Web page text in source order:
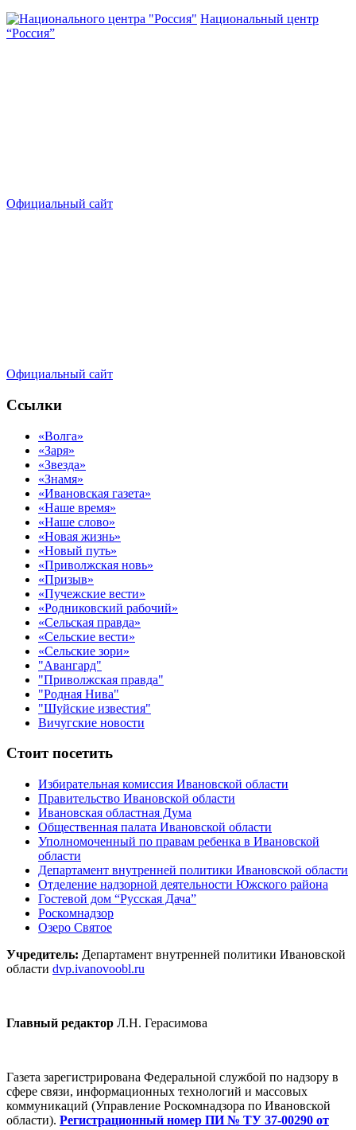
Национальный центр
“Россия”
Официальный сайт
Официальный сайт
Ссылки
«Волга»
«Заря»
«Звезда»
«Знамя»
«Ивановская газета»
«Наше время»
«Наше слово»
«Новая жизнь»
«Новый путь»
«Приволжская новь»
«Призыв»
«Пучежские вести»
«Родниковский рабочий»
«Сельская правда»
«Сельские вести»
«Сельские зори»
"Авангард"
"Приволжская правда"
"Родная Нива"
"Шуйские известия"
Вичугские новости
Стоит посетить
Избирательная комиссия Ивановской области
Правительство Ивановской области
Ивановская областная Дума
Общественная палата Ивановской области
Уполномоченный по правам ребенка в Ивановской
области
Департамент внутренней политики Ивановской области
Отделение надзорной деятельности Южского района
Гостевой дом “Русская Дача”
Роскомнадзор
Озеро Святое
Учредитель: Департамент внутренней политики Ивановской
области dvp.ivanovoobl.ru
Главный редактор Л.Н. Герасимова
Газета зарегистрирована Федеральной службой по надзору в
сфере связи, информационных технологий и массовых
коммуникаций (Управление Роскомнадзора по Ивановской
области). Регистрационный номер ПИ № ТУ 37-00290 от